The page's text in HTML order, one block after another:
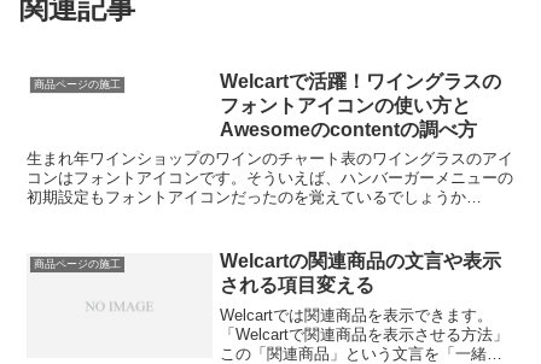
関連記事
商品ページの施工
Welcartで活躍！ワイングラスの
フォントアイコンの使い方と
Awesomeのcontentの調べ方
生まれ年ワインショップのワインのチャート表のワイングラスのアイ
コンはフォントアイコンです。そういえば、ハンバーガーメニューの
初期設定もフォントアイコンだったのを覚えているでしょうか
商品ページの施工
Welcartの関連商品の文言や表示
される項目変える
Welcartでは関連商品を表示できます。
「Welcartで関連商品を表示させる方法」
この「関連商品」という文言を「一緒に